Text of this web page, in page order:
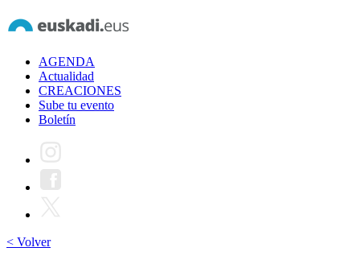
AGENDA
Actualidad
CREACIONES
Sube tu evento
Boletín
< Volver